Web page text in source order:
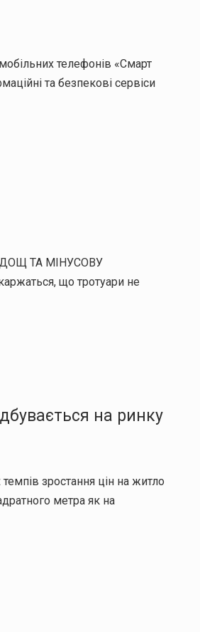
телефонів «Смарт
та безпекові сервіси
ДОЩ ТА МІНУСОВУ
що тротуари не
на ринку
зростання цін на житло
метра як на